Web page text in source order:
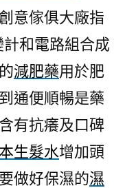
意傢俱大廠指
和電路組合成
減肥藥用於肥
通便順暢是藥
有抗癢及口碑
生髮水增加頭
做好保濕的濕